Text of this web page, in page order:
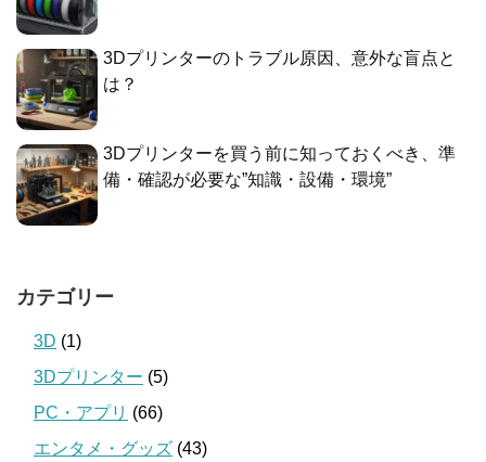
3Dプリンターのトラブル原因、意外な盲点と
は？
3Dプリンターを買う前に知っておくべき、準
備・確認が必要な”知識・設備・環境”
カテゴリー
3D (1)
3Dプリンター (5)
PC・アプリ (66)
エンタメ・グッズ (43)